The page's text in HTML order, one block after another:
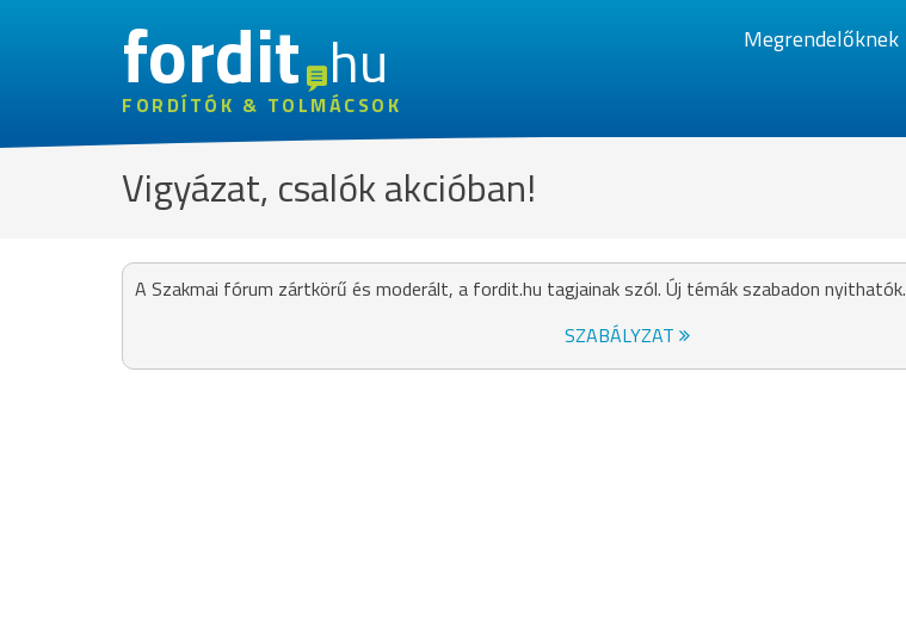
fordithu
FORDÍTÓK & TOLMÁCSOK
Megrendelőknek
Vigyázat, csalók akcióban!
A Szakmai fórum zártkörű és moderált, a fordit.hu tagjainak szól. Új témák szabadon nyithatók.
SZABÁLYZAT